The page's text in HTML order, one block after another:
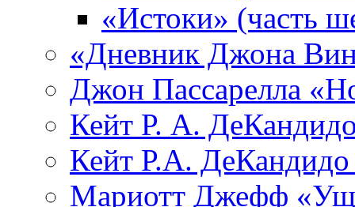
«Истоки» (часть
«Дневник Джона
Джон Пассарелла
Кейт Р. А.
Кейт Р.А.
Мариотт Джефф